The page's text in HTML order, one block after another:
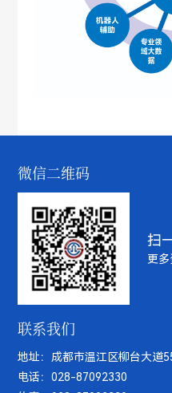
微信二维码
扫
更多
联系我们
地址：成都市温江区柳台大道
电话：028-87092330